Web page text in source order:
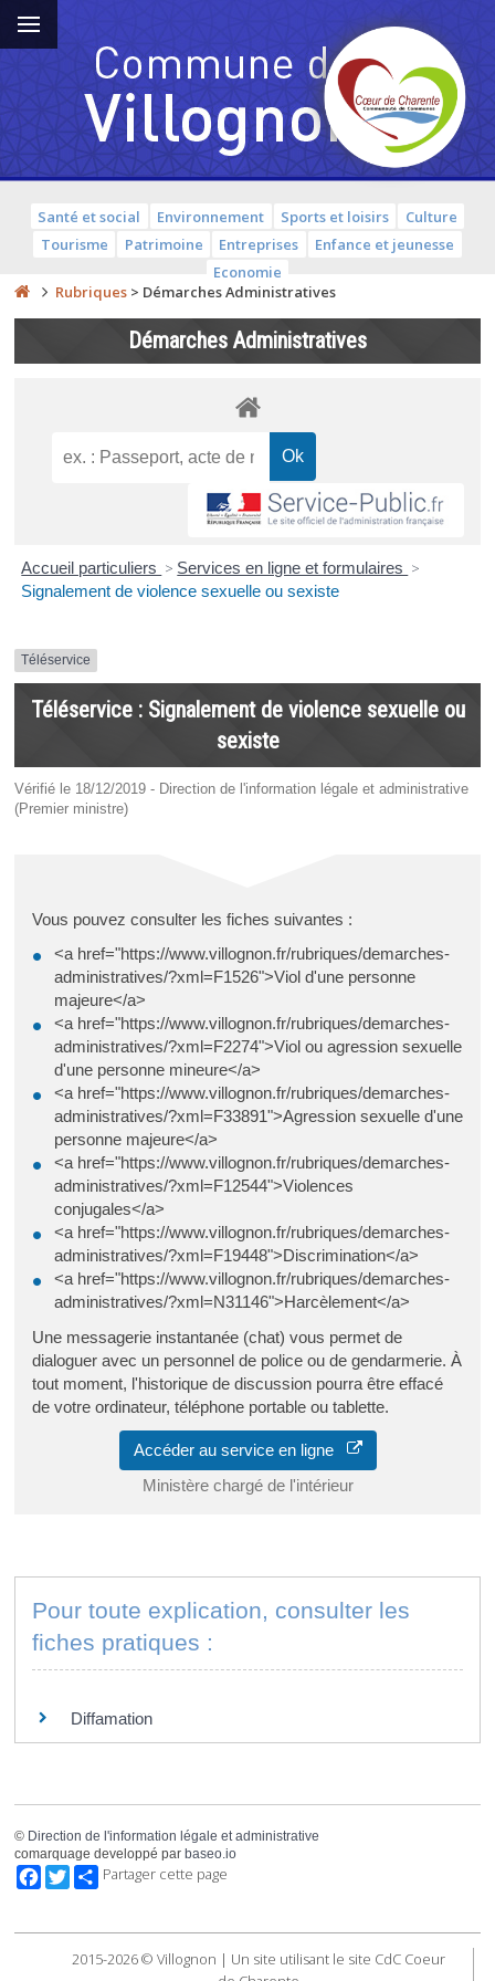
Santé et social Environnement Sports et loisirs
Culture
Tourisme
Patrimoine Entreprises
Enfance et jeunesse
Economie
Rubriques > Démarches Administratives
Démarches Administratives
Accueil particuliers > Services en ligne et formulaires >
Signalement de violence sexuelle ou sexiste
Téléservice
Téléservice : Signalement de violence sexuelle ou
sexiste
Vérifié le 18/12/2019 - Direction de l'information légale et administrative
(Premier ministre)
Vous pouvez consulter les fiches suivantes :
<a href="https://www.villognon.fr/rubriques/demarches-
administratives/?xml=F1526">Viol d'une personne
majeure</a>
<a href="https://www.villognon.fr/rubriques/demarches-
administratives/?xml=F2274">Viol ou agression sexuelle
d'une personne mineure</a>
<a href="https://www.villognon.fr/rubriques/demarches-
administratives/?xml=F33891">Agression sexuelle d'une
personne majeure</a>
<a href="https://www.villognon.fr/rubriques/demarches-
administratives/?xml=F12544">Violences
conjugales</a>
<a href="https://www.villognon.fr/rubriques/demarches-
administratives/?xml=F19448">Discrimination</a>
<a href="https://www.villognon.fr/rubriques/demarches-
administratives/?xml=N31146">Harcèlement</a>
Une messagerie instantanée (chat) vous permet de
dialoguer avec un personnel de police ou de gendarmerie. À
tout moment, l'historique de discussion pourra être effacé
de votre ordinateur, téléphone portable ou tablette.
Accéder au service en ligne
Ministère chargé de l'intérieur
Pour toute explication, consulter les
fiches pratiques :
Diffamation
© Direction de l'information légale et administrative
comarquage developpé par baseo.io
FacebookTwitterPartager cette page
2015-2026 © Villognon | Un site utilisant le site CdC Coeur